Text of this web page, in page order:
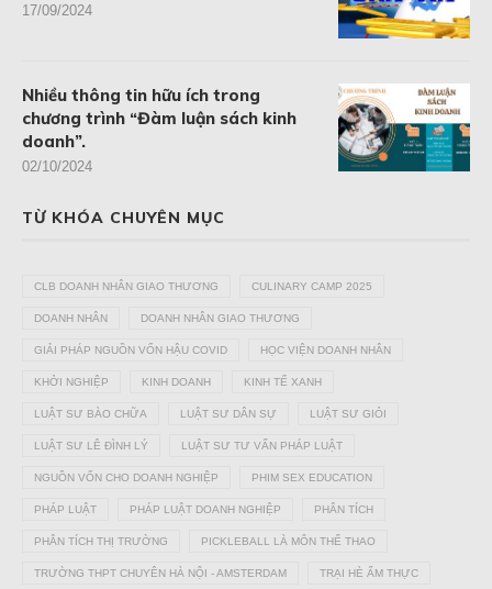
17/09/2024
Nhiều thông tin hữu ích trong
chương trình “Đàm luận sách kinh
doanh”.
02/10/2024
TỪ KHÓA CHUYÊN MỤC
CLB DOANH NHÂN GIAO THƯƠNG CULINARY CAMP 2025
DOANH NHÂN DOANH NHÂN GIAO THƯƠNG
GIẢI PHÁP NGUỒN VỐN HẬU COVID HỌC VIỆN DOANH NHÂN
KHỞI NGHIỆP KINH DOANH KINH TẾ XANH
LUẬT SƯ BÀO CHỮA LUẬT SƯ DÂN SỰ LUẬT SƯ GIỎI
LUẬT SƯ LÊ ĐÌNH LÝ LUẬT SƯ TƯ VẤN PHÁP LUẬT
NGUỒN VỐN CHO DOANH NGHIỆP PHIM SEX EDUCATION
PHÁP LUẬT PHÁP LUẬT DOANH NGHIỆP PHÂN TÍCH
PHÂN TÍCH THỊ TRƯỜNG PICKLEBALL LÀ MÔN THỂ THAO
TRƯỜNG THPT CHUYÊN HÀ NỘI - AMSTERDAM TRẠI HÈ ẨM THỰC